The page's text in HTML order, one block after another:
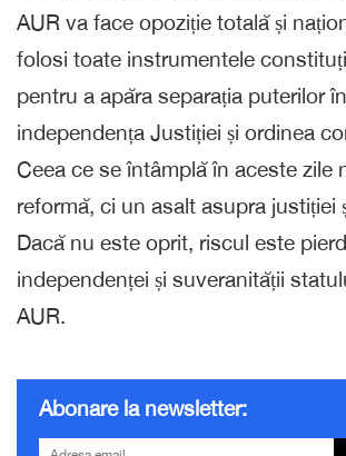
AUR va face opoziție totală și
folosi toate instrumentele
pentru a apăra separația puterilor
independența Justiției și ordinea
Ceea ce se întâmplă în aceste zile
reformă, ci un asalt asupra justiției
Dacă nu este oprit, riscul este
independenței și suveranității
AUR.
Abonare la newsletter: